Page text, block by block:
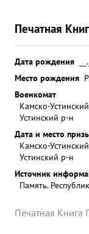
Печатная
Дата рождения
Место рождения
Военкомат
Камско-
Устинский р-н
Дата и место
Камско-
Устинский р-н
Источник
Память.
Печатная Книга